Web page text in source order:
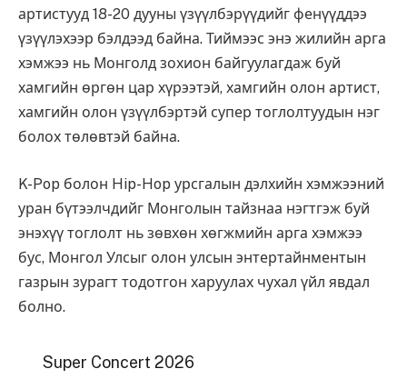
артистууд 18-20 дууны үзүүлбэрүүдийг фенүүддээ
үзүүлэхээр бэлдээд байна. Тиймээс энэ жилийн арга
хэмжээ нь Монголд зохион байгуулагдаж буй
хамгийн өргөн цар хүрээтэй, хамгийн олон артист,
хамгийн олон үзүүлбэртэй супер тоглолтуудын нэг
болох төлөвтэй байна.
K-Pop болон Hip-Hop урсгалын дэлхийн хэмжээний
уран бүтээлчдийг Монголын тайзнаа нэгтгэж буй
энэхүү тоглолт нь зөвхөн хөгжмийн арга хэмжээ
бус, Монгол Улсыг олон улсын энтертайнментын
газрын зурагт тодотгон харуулах чухал үйл явдал
болно.
Super Concert 2026